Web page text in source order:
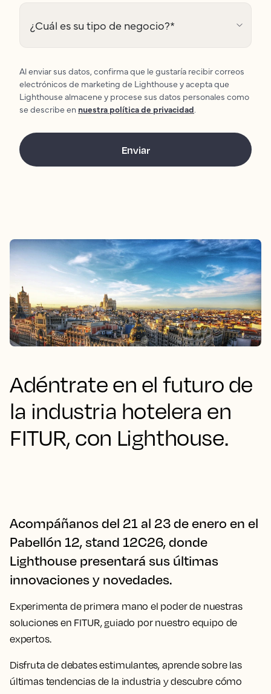
¿Cuál es su tipo de negocio?*
Al enviar sus datos, confirma que le gustaría recibir correos
electrónicos de marketing de Lighthouse y acepta que
Lighthouse almacene y procese sus datos personales como
se describe en nuestra política de privacidad.
Adéntrate en el futuro de
la industria hotelera en
FITUR, con Lighthouse.
Acompáñanos del 21 al 23 de enero en el
Pabellón 12, stand 12C26, donde
Lighthouse presentará sus últimas
innovaciones y novedades.
Experimenta de primera mano el poder de nuestras
soluciones en FITUR, guiado por nuestro equipo de
expertos.
Disfruta de debates estimulantes, aprende sobre las
últimas tendencias de la industria y descubre cómo